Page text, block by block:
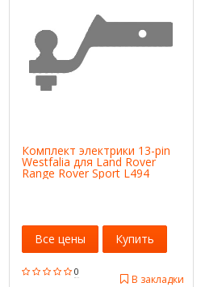
Комплект электрики 13-pin
Westfalia для Land Rover
Range Rover Sport L494
2013-н.в., 323107300113
0
В закладки
Все цены Купить